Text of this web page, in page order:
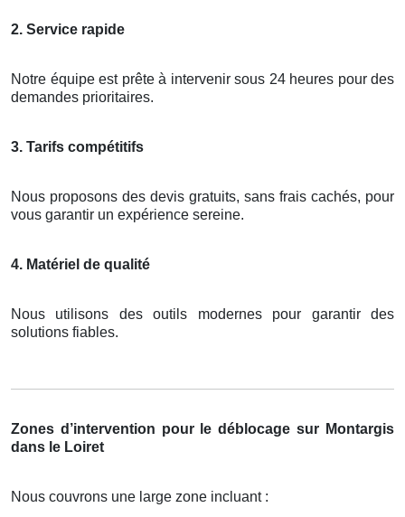
2. Service rapide
Notre équipe est prête à intervenir sous 24 heures pour des
demandes prioritaires.
3. Tarifs compétitifs
Nous proposons des devis gratuits, sans frais cachés, pour
vous garantir un expérience sereine.
4. Matériel de qualité
Nous utilisons des outils modernes pour garantir des
solutions fiables.
Zones d’intervention pour le déblocage sur Montargis
dans le Loiret
Nous couvrons une large zone incluant :